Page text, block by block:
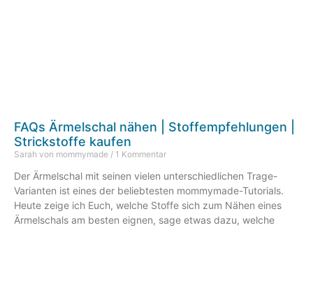
FAQs Ärmelschal nähen | Stoffempfehlungen |
Strickstoffe kaufen
Sarah von mommymade 1 Kommentar
Der Ärmelschal mit seinen vielen unterschiedlichen Trage-
Varianten ist eines der beliebtesten mommymade-Tutorials.
Heute zeige ich Euch, welche Stoffe sich zum Nähen eines
Ärmelschals am besten eignen, sage etwas dazu, welche